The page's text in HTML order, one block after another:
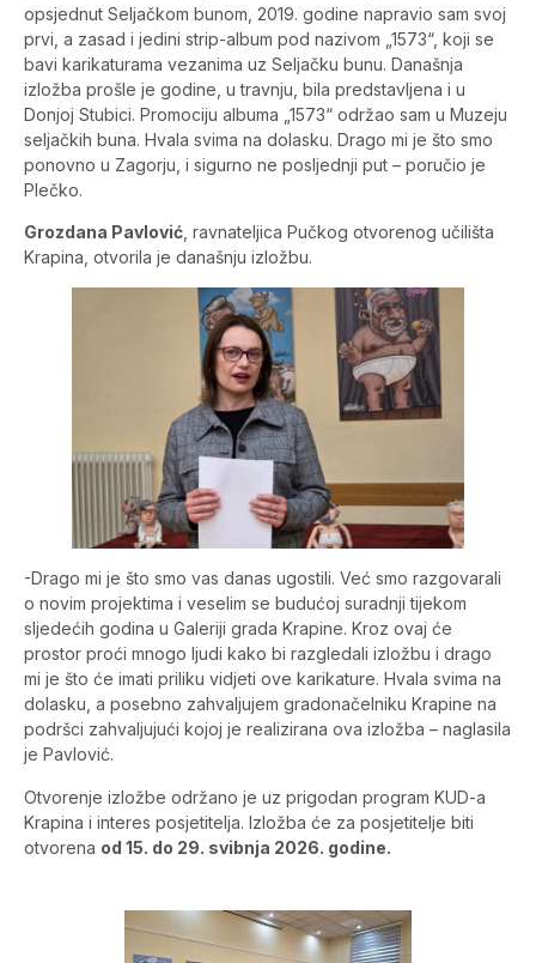
opsjednut Seljačkom bunom, 2019. godine napravio sam svoj
prvi, a zasad i jedini strip-album pod nazivom „1573“, koji se
bavi karikaturama vezanima uz Seljačku bunu. Današnja
izložba prošle je godine, u travnju, bila predstavljena i u
Donjoj Stubici. Promociju albuma „1573“ održao sam u Muzeju
seljačkih buna. Hvala svima na dolasku. Drago mi je što smo
ponovno u Zagorju, i sigurno ne posljednji put – poručio je
Plečko.
Grozdana Pavlović , ravnateljica Pučkog otvorenog učilišta
Krapina, otvorila je današnju izložbu.
-Drago mi je što smo vas danas ugostili. Već smo razgovarali
o novim projektima i veselim se budućoj suradnji tijekom
sljedećih godina u Galeriji grada Krapine. Kroz ovaj će
prostor proći mnogo ljudi kako bi razgledali izložbu i drago
mi je što će imati priliku vidjeti ove karikature. Hvala svima na
dolasku, a posebno zahvaljujem gradonačelniku Krapine na
podršci zahvaljujući kojoj je realizirana ova izložba – naglasila
je Pavlović.
Otvorenje izložbe održano je uz prigodan program KUD-a
Krapina i interes posjetitelja. Izložba će za posjetitelje biti
otvorena od 15. do 29. svibnja 2026. godine.